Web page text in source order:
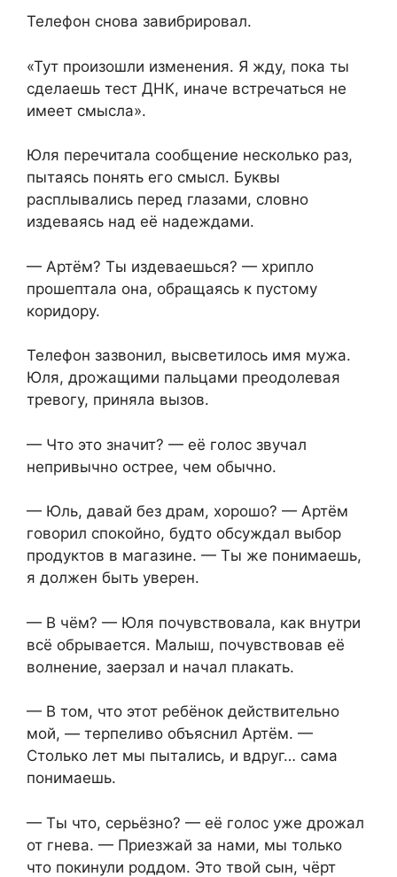
Телефон снова завибрировал.
«Тут произошли изменения. Я жду, пока ты
сделаешь тест ДНК, иначе встречаться не
имеет смысла».
Юля перечитала сообщение несколько раз,
пытаясь понять его смысл. Буквы
расплывались перед глазами, словно
издеваясь над её надеждами.
— Артём? Ты издеваешься? — хрипло
прошептала она, обращаясь к пустому
коридору.
Телефон зазвонил, высветилось имя мужа.
Юля, дрожащими пальцами преодолевая
тревогу, приняла вызов.
— Что это значит? — её голос звучал
непривычно острее, чем обычно.
— Юль, давай без драм, хорошо? — Артём
говорил спокойно, будто обсуждал выбор
продуктов в магазине. — Ты же понимаешь,
я должен быть уверен.
— В чём? — Юля почувствовала, как внутри
всё обрывается. Малыш, почувствовав её
волнение, заерзал и начал плакать.
— В том, что этот ребёнок действительно
мой, — терпеливо объяснил Артём. —
Столько лет мы пытались, и вдруг… сама
понимаешь.
— Ты что, серьёзно? — её голос уже дрожал
от гнева. — Приезжай за нами, мы только
что покинули роддом. Это твой сын, чёрт